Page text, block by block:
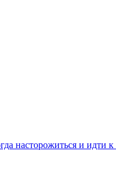
насторожиться и идти к